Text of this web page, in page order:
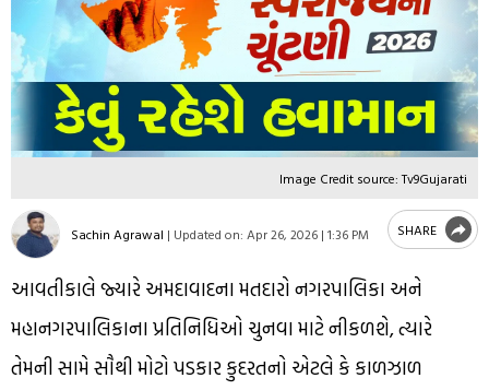
Image Credit source: Tv9Gujarati
Sachin Agrawal | Updated on: Apr 26, 2026 | 1:36 PM SHARE
આવતીકાલે જ્યારે અમદાવાદના મતદારો નગરપાલિકા અને
મહાનગરપાલિકાના પ્રતિનિધિઓ ચુનવા માટે નીકળશે, ત્યારે
તેમની સામે સૌથી મોટો પડકાર કુદરતનો એટલે કે કાળઝાળ